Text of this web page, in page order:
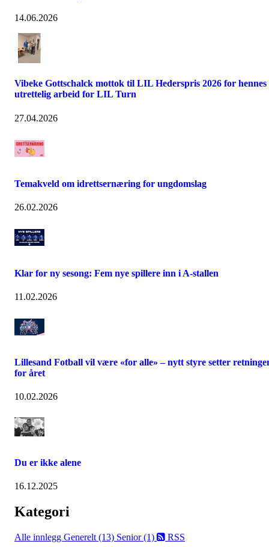
14.06.2026
Vibeke Gottschalck mottok til LIL Hederspris 2026 for hennes
utrettelig arbeid for LIL Turn
27.04.2026
Temakveld om idrettsernæring for ungdomslag
26.02.2026
Klar for ny sesong: Fem nye spillere inn i A-stallen
11.02.2026
Lillesand Fotball vil være «for alle» – nytt styre setter
for året
10.02.2026
Du er ikke alene
16.12.2025
Kategori
Alle innlegg Generelt (13) Senior (1) RSS